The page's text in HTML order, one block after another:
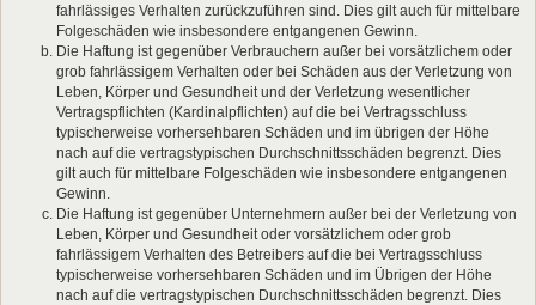
fahrlässiges Verhalten zurückzuführen sind. Dies gilt auch für mittelbare
Folgeschäden wie insbesondere entgangenen Gewinn.
Die Haftung ist gegenüber Verbrauchern außer bei vorsätzlichem oder
grob fahrlässigem Verhalten oder bei Schäden aus der Verletzung von
Leben, Körper und Gesundheit und der Verletzung wesentlicher
Vertragspflichten (Kardinalpflichten) auf die bei Vertragsschluss
typischerweise vorhersehbaren Schäden und im übrigen der Höhe
nach auf die vertragstypischen Durchschnittsschäden begrenzt. Dies
gilt auch für mittelbare Folgeschäden wie insbesondere entgangenen
Gewinn.
Die Haftung ist gegenüber Unternehmern außer bei der Verletzung von
Leben, Körper und Gesundheit oder vorsätzlichem oder grob
fahrlässigem Verhalten des Betreibers auf die bei Vertragsschluss
typischerweise vorhersehbaren Schäden und im Übrigen der Höhe
nach auf die vertragstypischen Durchschnittsschäden begrenzt. Dies